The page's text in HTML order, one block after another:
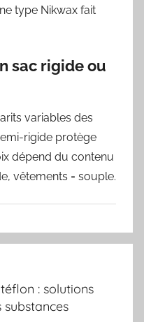
type Nikwax fait
sac rigide ou
variables des
rigide protège
dépend du contenu
vêtements = souple.
: solutions
substances